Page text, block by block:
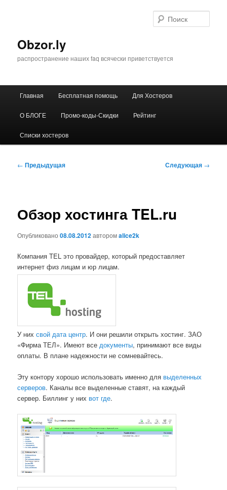
Obzor.ly
распространение наших faq всячески приветствуется
Главная Бесплатная помощь Для Хостеров
О БЛОГЕ Промо-коды-Скидки Рейтинг
Списки хостеров
Навигация
← Предыдущая Следующая →
Обзор хостинга TEL.ru
Опубликовано08.08.2012авторомalice2k
Компания TEL это провайдер, который предоставляет
интернет физ лицам и юр лицам.
У нихсвой дата центр. И они решили открыть хостинг. ЗАО
«Фирма ТЕЛ». Имеют вседокументы, принимают все виды
оплаты. В плане надежности не сомневайтесь.
Эту контору хорошо использовать именно для выделенных
серверов. Каналы все выделенные ставят, на каждый
сервер. Биллинг у них вот где.